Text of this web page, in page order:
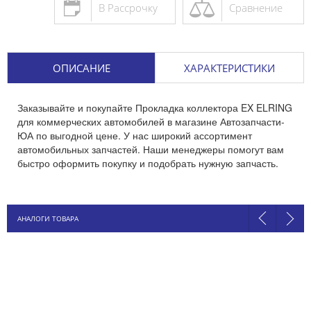
Сравнение
В Рассрочку
ОПИСАНИЕ ХАРАКТЕРИСТИКИ
Заказывайте и покупайте Прокладка коллектора EX ELRING
для коммерческих автомобилей в магазине Автозапчасти-
ЮА по выгодной цене. У нас широкий ассортимент
автомобильных запчастей. Наши менеджеры помогут вам
быстро оформить покупку и подобрать нужную запчасть.
АНАЛОГИ ТОВАРА